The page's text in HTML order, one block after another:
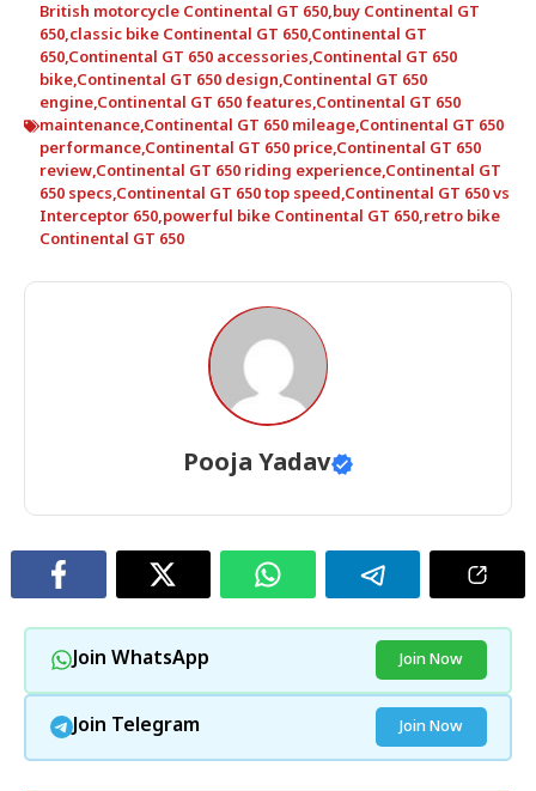
British motorcycle Continental GT 650,buy Continental GT
650,classic bike Continental GT 650,Continental GT
650,Continental GT 650 accessories,Continental GT 650
bike,Continental GT 650 design,Continental GT 650
engine,Continental GT 650 features,Continental GT 650
maintenance,Continental GT 650 mileage,Continental GT 650
performance,Continental GT 650 price,Continental GT 650
review,Continental GT 650 riding experience,Continental GT
650 specs,Continental GT 650 top speed,Continental GT 650 vs
Interceptor 650,powerful bike Continental GT 650,retro bike
Continental GT 650
Pooja Yadav
Join WhatsApp Join Now
Join Telegram Join Now